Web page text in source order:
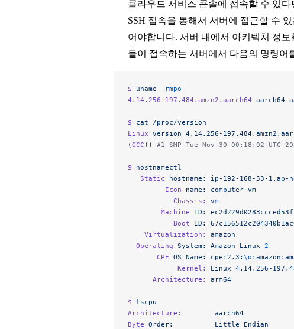
클라우드 서비스 콘솔에 접속할 수 있
SSH 접속을 통해서 서버에 접근할 수
어야합니다. 서버 내에서 아키텍처 정
들이 접속하는 서버에서 다음의 명령어
$ uname -rmpo
4.14.256-197.484.amzn2.aarch64 aarch64
$ cat /proc/version
Linux version 4.14.256-
(GCC )) #1 SMP Tue Nov 30 00:18:02 UTC
$ hostnamectl
   Static
hostname:
ip-192-168-53-1.ap-
         Icon
name:
computer-vm
           Chassis:
vm
        Machine
ID:
           Boot
ID:
    Virtualization:
amazon
  Operating
System: Amazon Linux 2
       CPE
OS Name: cpe:2.3: \o
            Kernel:
Linux 4.14.256-
      Architecture:
arm64
$ lscpu
Architecture:
        aarch64
Byte Order:
          Little
Endian